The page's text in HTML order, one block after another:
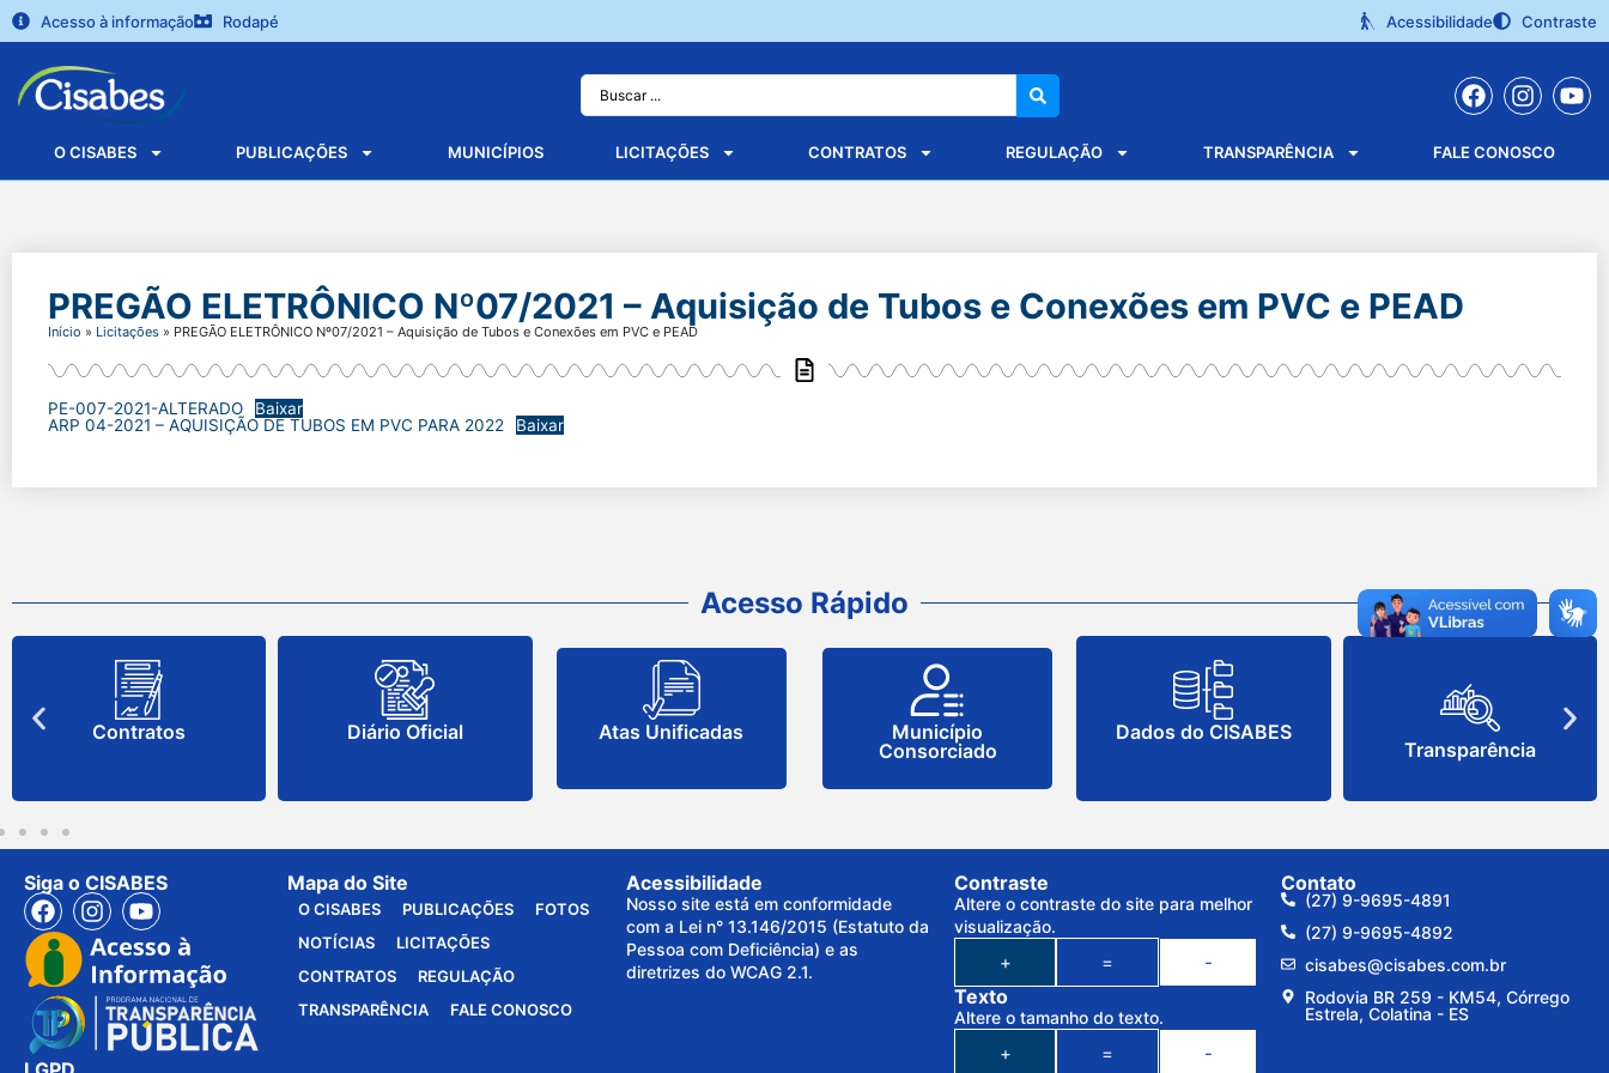
Acesso à informação Rodapé Acessibilidade Contraste
O CISABES PUBLICAÇÕES MUNICÍPIOS LICITAÇÕES CONTRATOS REGULAÇÃO TRANSPARÊNCIA FALE CONOSCO
PREGÃO ELETRÔNICO Nº07/2021 – Aquisição de Tubos e Conexões em PVC e PEAD
Início » Licitações » PREGÃO ELETRÔNICO Nº07/2021 – Aquisição de Tubos e Conexões em PVC e PEAD
PE-007-2021-ALTERADO
Baixar
ARP 04-2021 – AQUISIÇÃO DE TUBOS EM PVC PARA 2022
Baixar
Acesso Rápido
Contratos Diário Oficial Atas Unificadas
Município
Consorciado
Dados do CISABES
Transparência
Siga o CISABES Mapa do Site
O CISABES PUBLICAÇÕES
FOTOS
NOTÍCIAS
LICITAÇÕES
CONTRATOS
REGULAÇÃO
TRANSPARÊNCIA
FALE CONOSCO
Acessibilidade
Nosso site está em conformidade
com a Lei n° 13.146/2015 (Estatuto da
Pessoa com Deficiência) e as
diretrizes do WCAG 2.1.
Contraste
Altere o contraste do site para melhor
visualização.
+ = -
Texto
Altere o tamanho do texto.
+ = -
Contato
(27) 9-9695-4891
(27) 9-9695-4892
cisabes@cisabes.com.br
Rodovia BR 259 - KM54, Córrego
Estrela, Colatina - ES